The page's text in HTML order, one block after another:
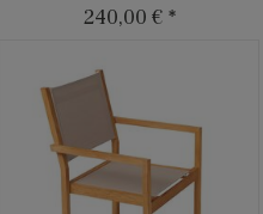
240,00 € *